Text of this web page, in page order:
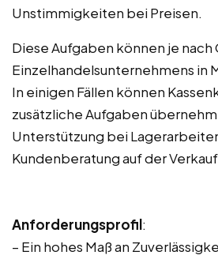
Unstimmigkeiten bei Preisen.
Diese Aufgaben können je nach
Einzelhandelsunternehmens in
In einigen Fällen können
zusätzliche Aufgaben
Unterstützung bei
Kundenberatung auf der
Anforderungsprofil:
– Ein hohes Maß an